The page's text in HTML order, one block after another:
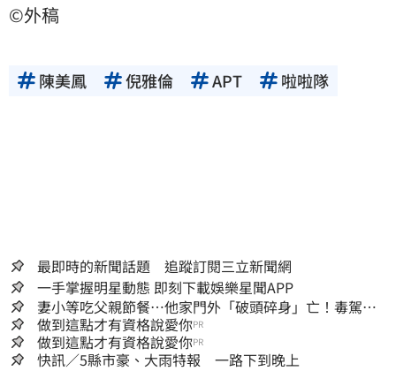
©外稿
陳美鳳 倪雅倫 APT 啦啦隊
最即時的新聞話題 追蹤訂閱三立新聞網
一手掌握明星動態 即刻下載娛樂星聞APP
妻小等吃父親節餐⋯他家門外「破頭碎身」亡！毒駕男
一路向南撞死人收押
做到這點才有資格說愛你PR
做到這點才有資格說愛你PR
快訊／5縣市豪、大雨特報 一路下到晚上